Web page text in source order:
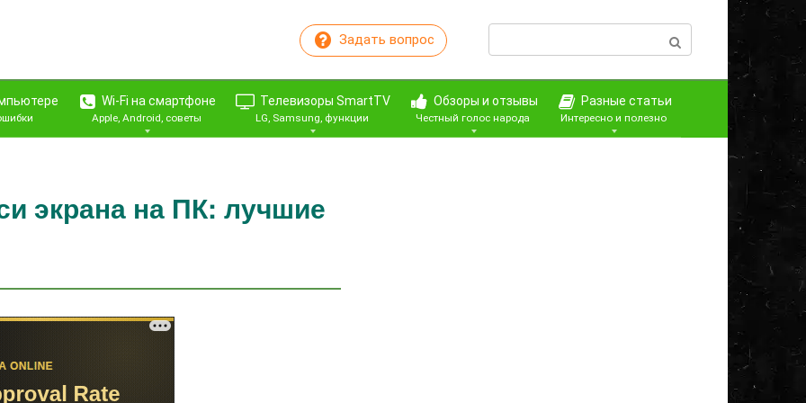
Задать вопрос Поиск:
Wi-Fi на смартфоне
Apple, Android, советы
Телевизоры SmartTV
LG, Samsung, функции
Обзоры и отзывы
Честный голос народа
Разные статьи
Интересно и полезно
экрана на ПК: лучшие